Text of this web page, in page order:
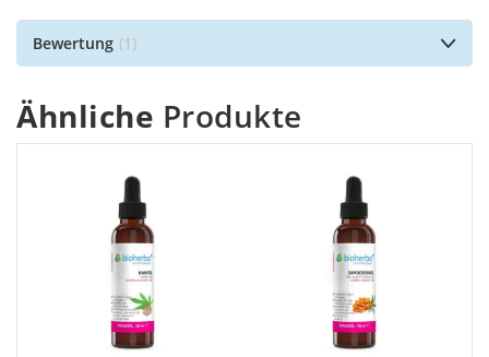
Bewertung 1
Ähnliche Produkte